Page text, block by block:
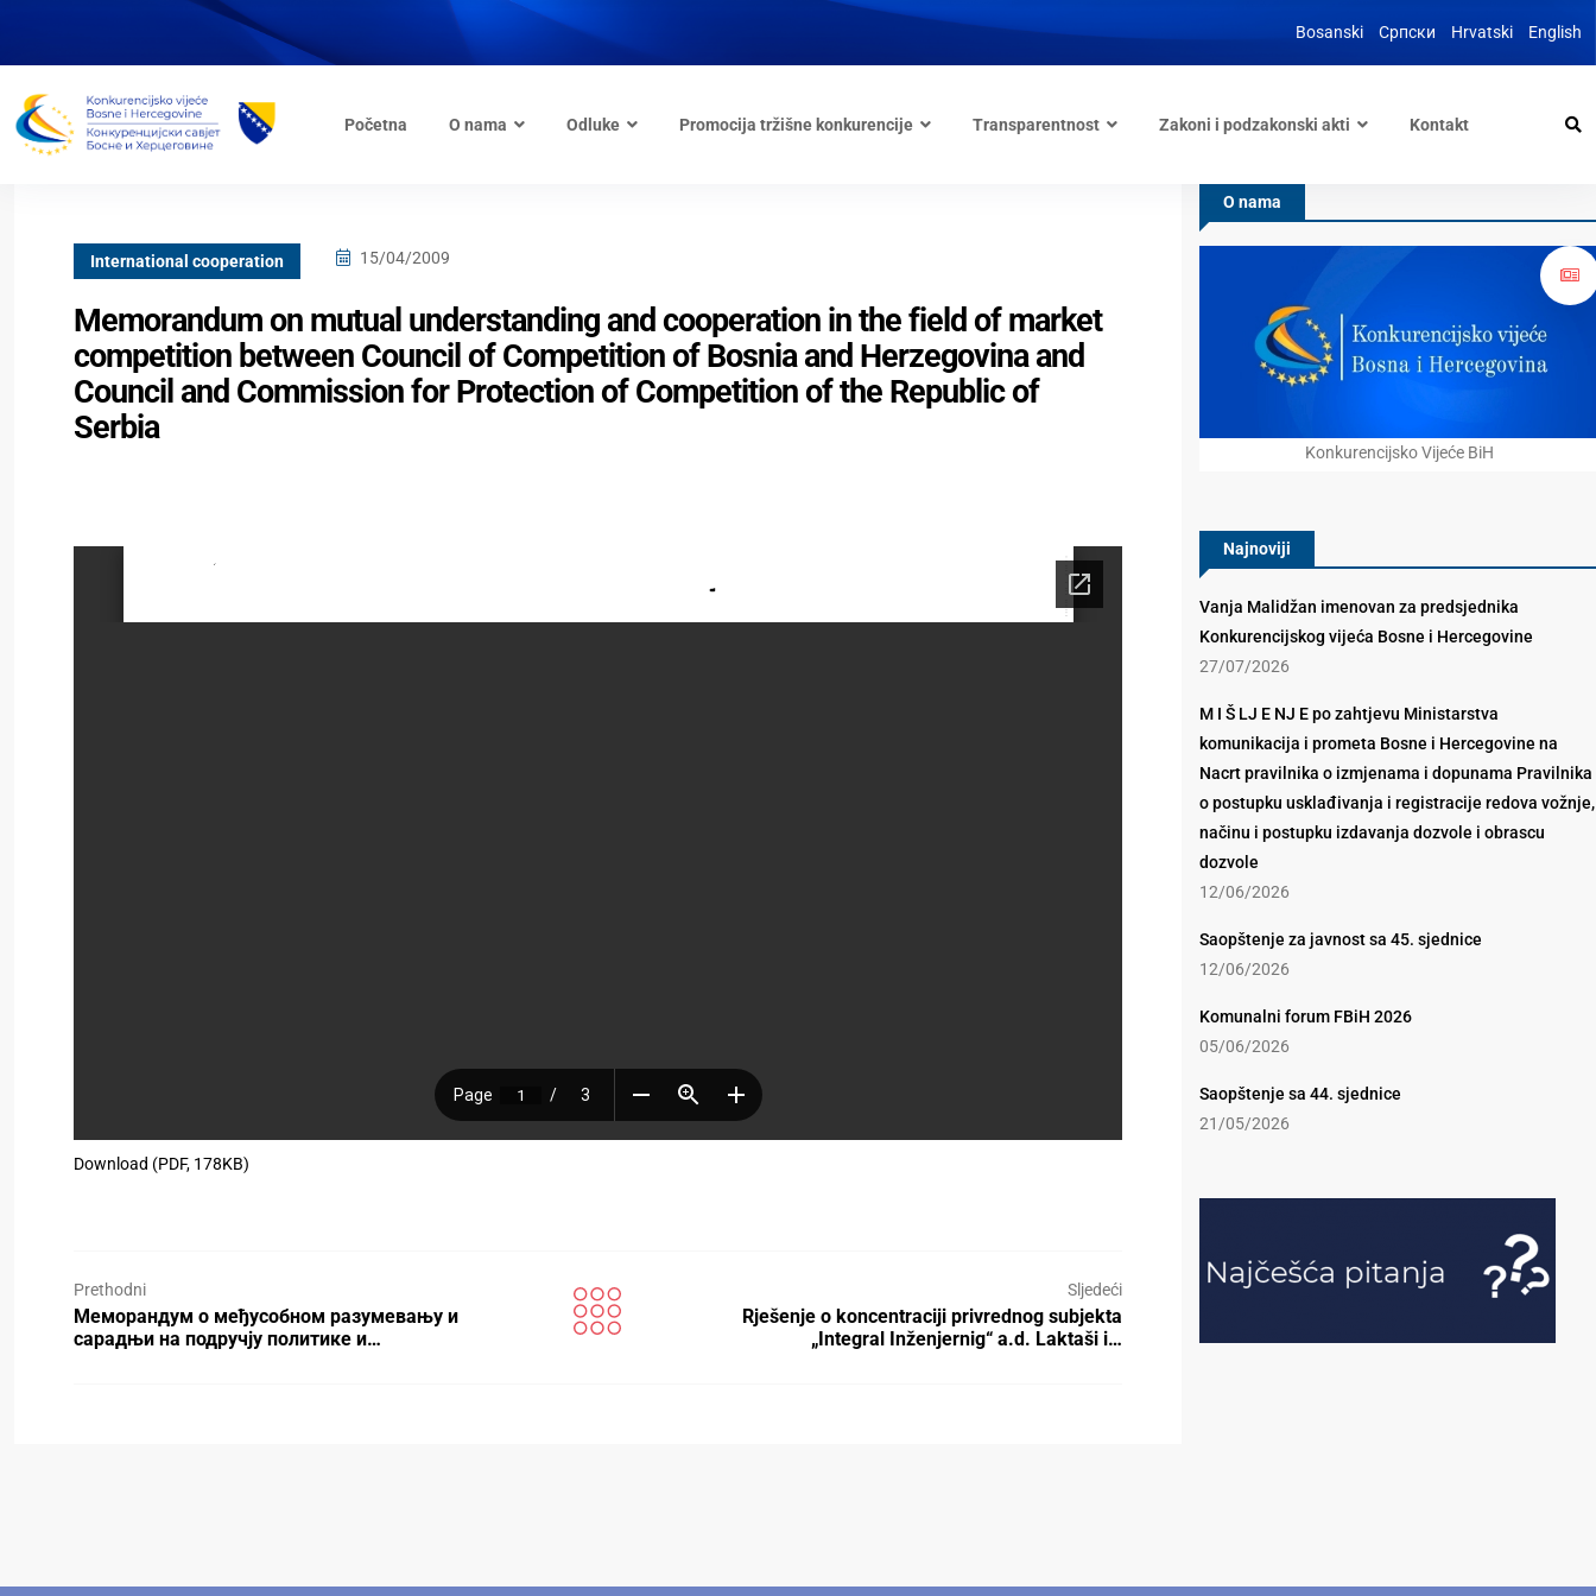
Bosanski Српски Hrvatski English
Početna O nama Odluke Promocija tržišne konkurencije Transparentnost Zakoni i podzakonski akti Kontakt
International cooperation 15/04/2009
Memorandum on mutual understanding and cooperation in the field of market
competition between Council of Competition of Bosnia and Herzegovina and
Council and Commission for Protection of Competition of the Republic of
Serbia
Download (PDF, 178KB)
Prethodni
Меморандум о међусобном разумевању и
сарадњи на подручју политике и…
Sljedeći
Rješenje o koncentraciji privrednog subjekta
„Integral Inženjernig“ a.d. Laktaši i…
O nama
Konkurencijsko Vijeće BiH
Najnoviji
Vanja Malidžan imenovan za predsjednika
Konkurencijskog vijeća Bosne i Hercegovine
27/07/2026
M I Š LJ E NJ E po zahtjevu Ministarstva
komunikacija i prometa Bosne i Hercegovine na
Nacrt pravilnika o izmjenama i dopunama Pravilnika
o postupku usklađivanja i registracije redova vožnje,
načinu i postupku izdavanja dozvole i obrascu
dozvole
12/06/2026
Saopštenje za javnost sa 45. sjednice
12/06/2026
Komunalni forum FBiH 2026
05/06/2026
Saopštenje sa 44. sjednice
21/05/2026